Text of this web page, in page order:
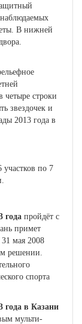
В нижней
четыре строки
звездочек и
2013 года в
по 7
года пройдёт с
примет
31 мая 2008
решении.
спорта
года в Казани
мульти-